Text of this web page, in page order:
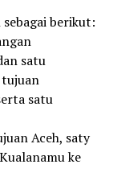
berikut:
satu
satu
Aceh, saty
ke